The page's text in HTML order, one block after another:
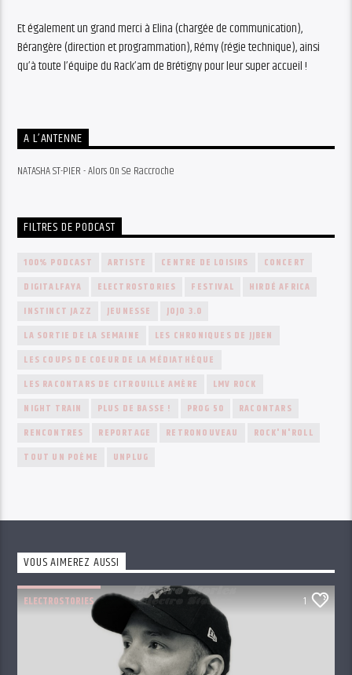
Et également un grand merci à Elina (chargée de communication),
Bérangère (direction et programmation), Rémy (régie technique), ainsi
qu’à toute l’équipe du Rack’am de Brétigny pour leur super accueil !
A L’ANTENNE
NATASHA ST-PIER - Alors On Se Raccroche
FILTRES DE PODCAST
100% PODCAST ARTISTE CENTRE DE LOISIRS
CONCERT
DIGITALFAYA
ELECTROSTORIES FESTIVAL
HIRDÉ AFRICA
INSTINCT JAZZ
JEUNESSE
JOJO 3.0
LA SORTIE DE LA SEMAINE
LES CHRONIQUES DE JJBEN
LES COUPS DE COEUR DE LA MÉDIATHÈQUE
LES RACONTARS DE CITROUILLE AMÈRE
LMV ROCK
NIGHT TRAIN
PLUS DE BASSE ! PROG 50
RACONTARS
RENCONTRES
REPORTAGE RETRONOUVEAU
ROCK'N'ROLL
TOUT UN POÈME
UNPLUG
VOUS AIMEREZ AUSSI
ELECTROSTORIES 1